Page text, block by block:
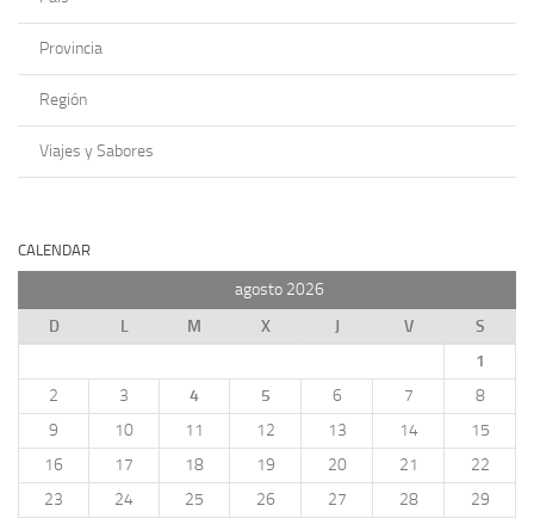
Provincia
Región
Viajes y Sabores
CALENDAR
agosto 2026
D
L M X J V
S
1
2
3 4 5 6 7
8
9
10 11 12 13 14
15
16
17 18 19 20 21
22
23
24 25 26 27 28
29